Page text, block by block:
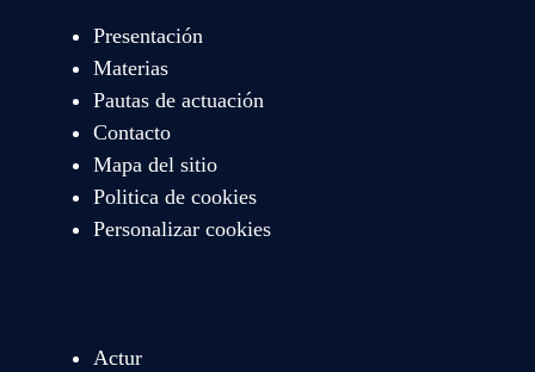
Presentación
Materias
Pautas de actuación
Contacto
Mapa del sitio
Politica de cookies
Personalizar cookies
Actur